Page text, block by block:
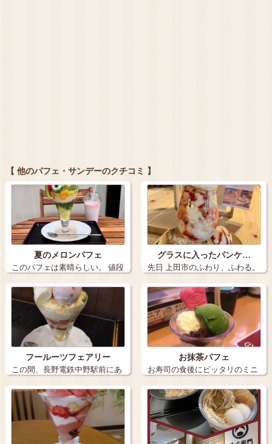
【 他のパフェ・サンデーのクチコミ 】
夏のメロンパフェ
このパフェは素晴らしい。 値段
も見た目…
グラスに入ったパンケ…
先日 上田市のふわり、ふわる。
さんへ行っ…
フールーツフェアリー
この間、長野電鉄中野駅前にあ
る、ステイ …
お抹茶パフェ
お寿司の食後にピッタリのミニ
サイズ お…